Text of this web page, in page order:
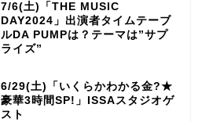
7/6(土)「THE MUSIC
DAY2024」出演者タイムテーブ
ルDA PUMPは？テーマは”サプ
ライズ”
6/29(土)「いくらかわかる金?★
豪華3時間SP!」ISSAスタジオゲ
スト